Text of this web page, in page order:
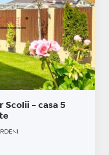
Scolii - casa 5